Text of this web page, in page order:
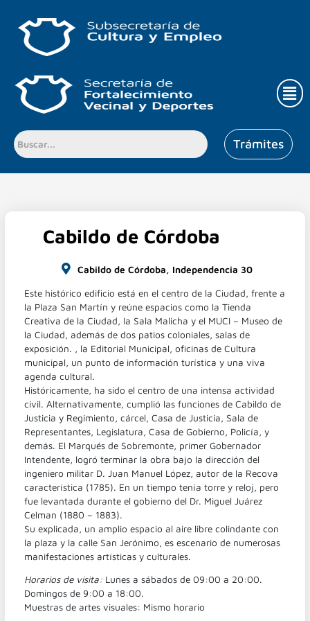
contenido
Trámites
Cabildo de Córdoba
Cabildo de Córdoba, Independencia 30
Este histórico edificio está en el centro de la Ciudad, frente a
la Plaza San Martín y reúne espacios como la Tienda
Creativa de la Ciudad, la Sala Malicha y el MUCI – Museo de
la Ciudad, además de dos patios coloniales, salas de
exposición. , la Editorial Municipal, oficinas de Cultura
municipal, un punto de información turística y una viva
agenda cultural.
Históricamente, ha sido el centro de una intensa actividad
civil. Alternativamente, cumplió las funciones de Cabildo de
Justicia y Regimiento, cárcel, Casa de Justicia, Sala de
Representantes, Legislatura, Casa de Gobierno, Policía, y
demás. El Marqués de Sobremonte, primer Gobernador
Intendente, logró terminar la obra bajo la dirección del
ingeniero militar D. Juan Manuel López, autor de la Recova
característica (1785). En un tiempo tenía torre y reloj, pero
fue levantada durante el gobierno del Dr. Miguel Juárez
Celman (1880 – 1883).
Su explicada, un amplio espacio al aire libre colindante con
la plaza y la calle San Jerónimo, es escenario de numerosas
manifestaciones artísticas y culturales.
Horarios de visita: Lunes a sábados de 09:00 a 20:00.
Domingos de 9:00 a 18:00.
Muestras de artes visuales: Mismo horario